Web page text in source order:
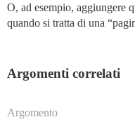
O, ad esempio, aggiungere
quando si tratta di una
Argomenti correlati
Argomento